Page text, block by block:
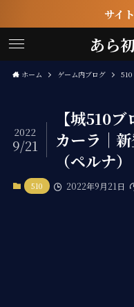
サイ
あら
ホーム ゲーム内ブログ 510
【城510
カーラ｜
（ペルナ
2022
9/21
510 2022年9月21日